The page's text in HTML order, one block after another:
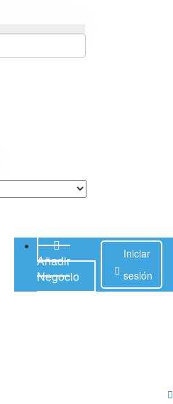
Añadir
Negocio
Iniciar
sesión